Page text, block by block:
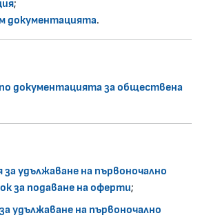
;
документацията.
документацията за обществена
удължаване на първоночално
за подаване на оферти;
удължаване на първоночално